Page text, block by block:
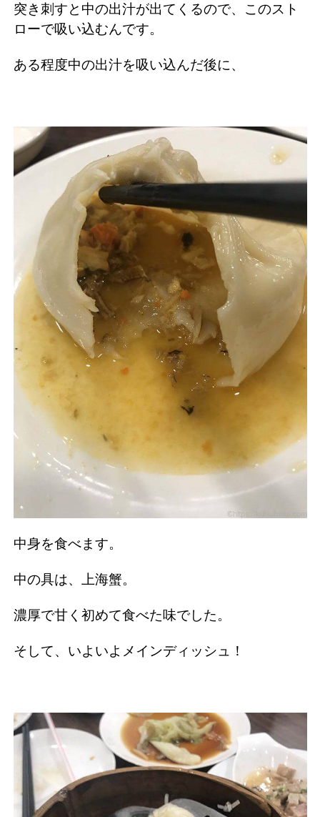
突き刺すと中の出汁が出てくるので、このスト
ローで吸い込むんです。
ある程度中の出汁を吸い込んだ後に、
中身を食べます。
中の具は、上海蟹。
濃厚で甘く初めて食べた味でした。
そして、いよいよメインディッシュ！